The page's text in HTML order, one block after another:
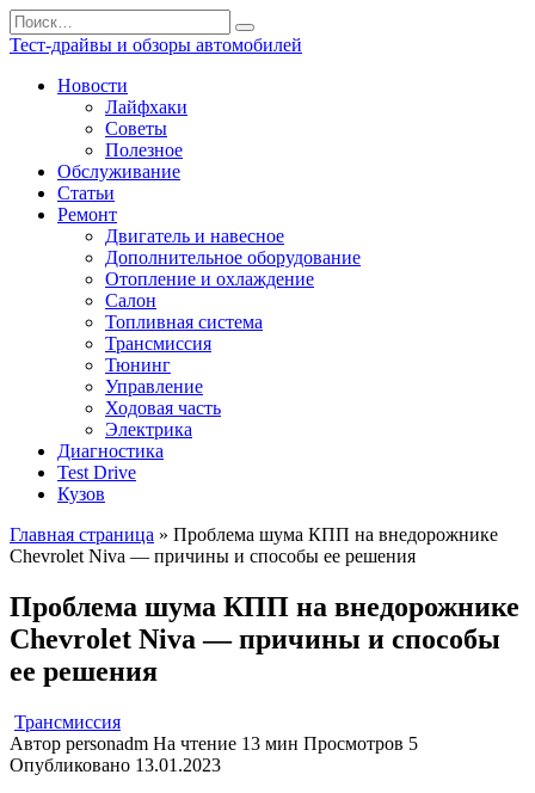
Перейти
к
содержанию
Search
for:
Тест-драйвы и обзоры автомобилей
Новости
Лайфхаки
Советы
Полезное
Обслуживание
Статьи
Ремонт
Двигатель и навесное
Дополнительное оборудование
Отопление и охлаждение
Салон
Топливная система
Трансмиссия
Тюнинг
Управление
Ходовая часть
Электрика
Диагностика
Test Drive
Кузов
Главная страница » Проблема шума КПП на внедорожнике
Chevrolet Niva — причины и способы ее решения
Проблема шума КПП на внедорожнике
Chevrolet Niva — причины и способы
ее решения
Трансмиссия
Автор personadm На чтение 13 мин Просмотров 5
Опубликовано 13.01.2023